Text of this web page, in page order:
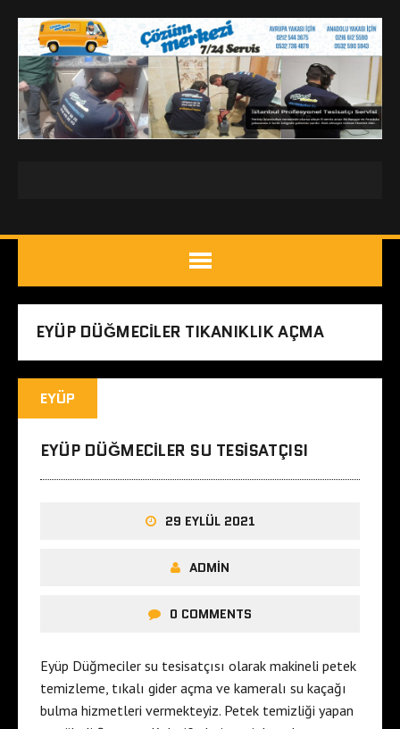
EYÜP DÜĞMECILER TIKANIKLIK AÇMA
EYÜP
EYÜP DÜĞMECILER SU TESISATÇISI
29 EYLÜL 2021
ADMIN
0 COMMENTS
Eyüp Düğmeciler su tesisatçısı olarak makineli petek
temizleme, tıkalı gider açma ve kameralı su kaçağı
bulma hizmetleri vermekteyiz. Petek temizliği yapan